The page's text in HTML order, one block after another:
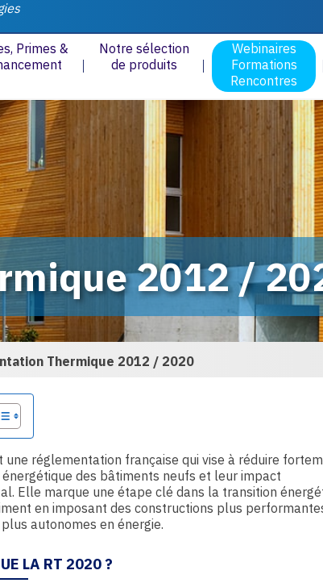
Primes &
Notre sélection
de produits
Webinaires
Formations
Rencontres
2012 /
Thermique 2012 / 2020
une réglementation française qui vise à réduire
des bâtiments neufs et leur impact
Elle marque une étape clé dans la transition
en imposant des constructions plus
autonomes en énergie.
LA RT 2020 ?